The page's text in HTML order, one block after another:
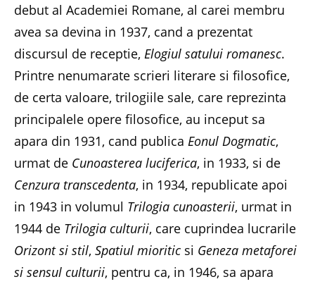
debut al Academiei Romane, al carei membru
avea sa devina in 1937, cand a prezentat
discursul de receptie, Elogiul satului romanesc.
Printre nenumarate scrieri literare si filosofice,
de certa valoare, trilogiile sale, care reprezinta
principalele opere filosofice, au inceput sa
apara din 1931, cand publica Eonul Dogmatic,
urmat de Cunoasterea luciferica, in 1933, si de
Cenzura transcedenta, in 1934, republicate apoi
in 1943 in volumul Trilogia cunoasterii, urmat in
1944 de Trilogia culturii, care cuprindea lucrarile
Orizont si stil, Spatiul mioritic si Geneza metaforei
si sensul culturii, pentru ca, in 1946, sa apara